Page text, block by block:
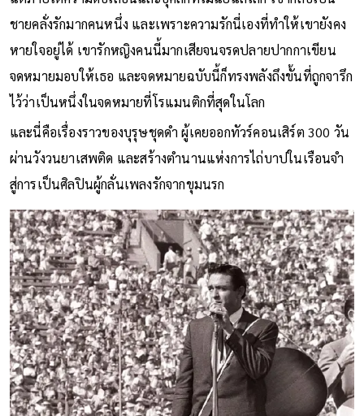
แต่ภายใต้ความดิบเถื่อนและบุคลิกที่ไม่แยแสโลก เขากลับเป็น
ชายคลั่งรักมากคนหนึ่ง และเพราะความรักนี่เองที่ทำให้เขายังคง
หายใจอยู่ได้ เขารักหญิงคนนี้มากเสียจนจรดปลายปากกาเขียน
จดหมายมอบให้เธอ และจดหมายฉบับนี้ก็ทรงพลังถึงขั้นที่ถูกจารึก
ไว้ว่าเป็นหนึ่งในจดหมายที่โรแมนติกที่สุดในโลก
และนี่คือเรื่องราวของบุรุษชุดดำ ผู้เคยออกทัวร์คอนเสิร์ต 300 วัน
ผ่านวังวนยาเสพติด และสร้างตำนานแห่งการไถ่บาปในเรือนจำ